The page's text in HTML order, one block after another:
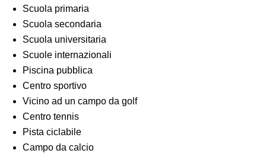
Scuola primaria
Scuola secondaria
Scuola universitaria
Scuole internazionali
Piscina pubblica
Centro sportivo
Vicino ad un campo da golf
Centro tennis
Pista ciclabile
Campo da calcio